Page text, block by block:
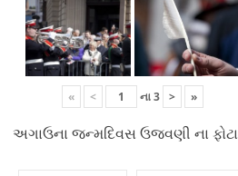
« < ના3 > »
અગાઉના જન્મદિવસ ઉજવણી ના ફોટા